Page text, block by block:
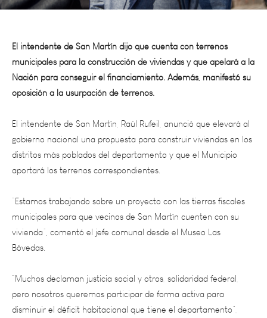
El intendente de San Martín dijo que cuenta con terrenos
municipales para la construcción de viviendas y que apelará a la
Nación para conseguir el financiamiento. Además, manifestó su
oposición a la usurpación de terrenos.
El intendente de San Martín, Raúl Rufeil, anunció que elevará al
gobierno nacional una propuesta para construir viviendas en los
distritos más poblados del departamento y que el Municipio
aportará los terrenos correspondientes.
“Estamos trabajando sobre un proyecto con las tierras fiscales
municipales para que vecinos de San Martín cuenten con su
vivienda”, comentó el jefe comunal desde el Museo Las
Bóvedas.
“Muchos declaman justicia social y otros, solidaridad federal,
pero nosotros queremos participar de forma activa para
disminuir el déficit habitacional que tiene el departamento”,
añadió.